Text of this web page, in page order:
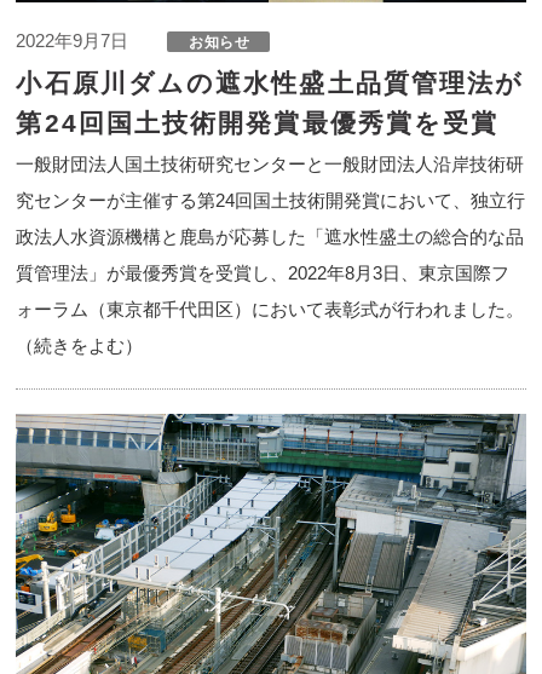
2022年9月7日
小石原川ダムの遮水性盛土品質管理法が
第24回国土技術開発賞最優秀賞を受賞
一般財団法人国土技術研究センターと一般財団法人沿岸技術研
究センターが主催する第24回国土技術開発賞において、独立行
政法人水資源機構と鹿島が応募した「遮水性盛土の総合的な品
質管理法」が最優秀賞を受賞し、2022年8月3日、東京国際フ
ォーラム（東京都千代田区）において表彰式が行われました。
（続きをよむ）